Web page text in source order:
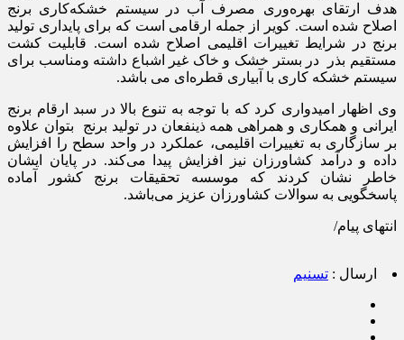
هدف ارتقای بهره‌وری مصرف آب در سیستم خشکه‌کاری برنج
اصلاح شده است. کویر از جمله ارقامی است که برای پایداری تولید
برنج در شرایط تغییرات اقلیمی اصلاح شده است. قابلیت کشت
مستقیم بذر در بستر خشک و خاک غیر اشباع داشته ومناسب برای
سیستم خشکه کاری با آبیاری قطره‌ای می باشد.
وی اظهار امیدواری کرد که با توجه به تنوع بالا در سبد ارقام برنج
ایرانی و همکاری و همراهی همه ذینفعان در تولید برنج بتوان علاوه
بر سازگاری به تغییرات اقلیمی، عملکرد در واحد سطح را افزایش
داده و درآمد کشاورزان نیز افزایش پیدا می‌کند. در پایان ایشان
خاطر نشان کردند که موسسه تحقیقات برنج کشور آماده
پاسخگویی به سوالات کشاورزان عزیز می‌باشد.
انتهای پیام/
ارسال : تسنیم